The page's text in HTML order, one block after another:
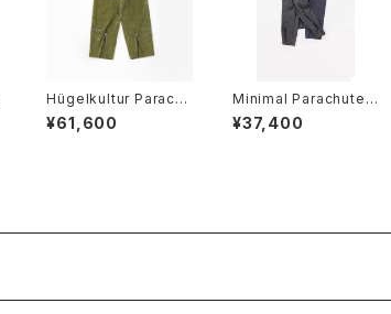
Hügelkultur Parachu
te trouseres size4
¥61,600
Minimal Parachute
Trouseres
¥37,400